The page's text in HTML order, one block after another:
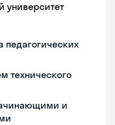
университет
педагогических
технического
и